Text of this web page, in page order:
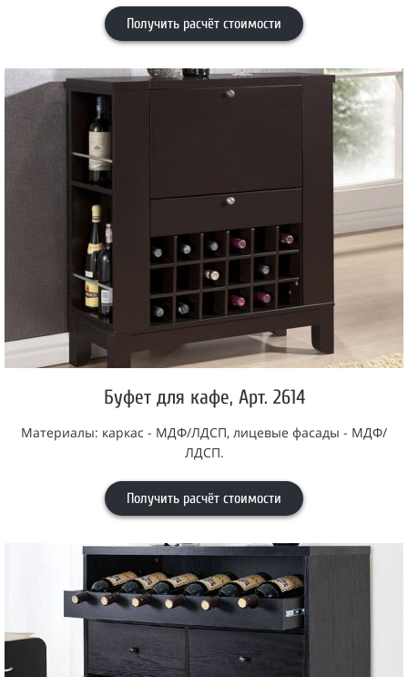
Получить расчёт стоимости
Буфет для кафе, Арт. 2614
Материалы: каркас - МДФ/ЛДСП, лицевые фасады - МДФ/
ЛДСП.
Получить расчёт стоимости